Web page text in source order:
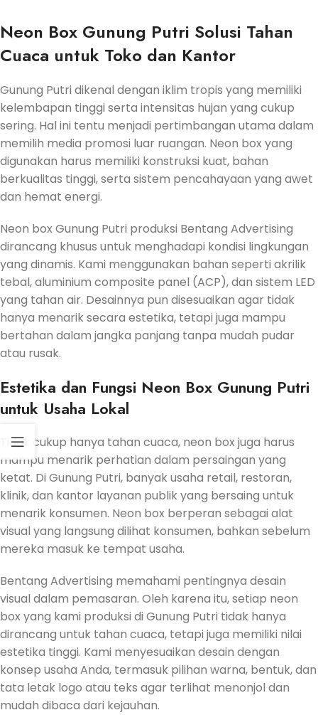
Neon Box Gunung Putri Solusi Tahan
Cuaca untuk Toko dan Kantor
Gunung Putri dikenal dengan iklim tropis yang memiliki
kelembapan tinggi serta intensitas hujan yang cukup
sering. Hal ini tentu menjadi pertimbangan utama dalam
memilih media promosi luar ruangan. Neon box yang
digunakan harus memiliki konstruksi kuat, bahan
berkualitas tinggi, serta sistem pencahayaan yang awet
dan hemat energi.
Neon box Gunung Putri produksi Bentang Advertising
dirancang khusus untuk menghadapi kondisi lingkungan
yang dinamis. Kami menggunakan bahan seperti akrilik
tebal, aluminium composite panel (ACP), dan sistem LED
yang tahan air. Desainnya pun disesuaikan agar tidak
hanya menarik secara estetika, tetapi juga mampu
bertahan dalam jangka panjang tanpa mudah pudar
atau rusak.
Estetika dan Fungsi Neon Box Gunung Putri
untuk Usaha Lokal
Tidak cukup hanya tahan cuaca, neon box juga harus
mampu menarik perhatian dalam persaingan yang
ketat. Di Gunung Putri, banyak usaha retail, restoran,
klinik, dan kantor layanan publik yang bersaing untuk
menarik konsumen. Neon box berperan sebagai alat
visual yang langsung dilihat konsumen, bahkan sebelum
mereka masuk ke tempat usaha.
Bentang Advertising memahami pentingnya desain
visual dalam pemasaran. Oleh karena itu, setiap neon
box yang kami produksi di Gunung Putri tidak hanya
dirancang untuk tahan cuaca, tetapi juga memiliki nilai
estetika tinggi. Kami menyesuaikan desain dengan
konsep usaha Anda, termasuk pilihan warna, bentuk, dan
tata letak logo atau teks agar terlihat menonjol dan
mudah dibaca dari kejauhan.